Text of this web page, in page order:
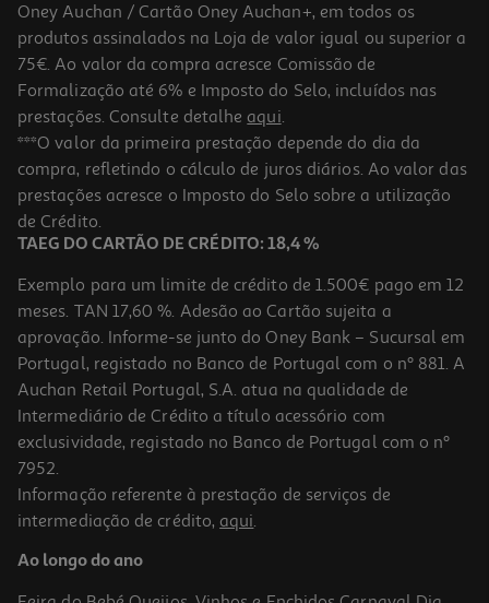
Oney Auchan / Cartão Oney Auchan+, em todos os
produtos assinalados na Loja de valor igual ou superior a
75€. Ao valor da compra acresce Comissão de
Formalização até 6% e Imposto do Selo, incluídos nas
prestações. Consulte detalhe aqui.
***O valor da primeira prestação depende do dia da
compra, refletindo o cálculo de juros diários. Ao valor das
prestações acresce o Imposto do Selo sobre a utilização
de Crédito.
TAEG DO CARTÃO DE CRÉDITO: 18,4 %
Exemplo para um limite de crédito de 1.500€ pago em 12
meses. TAN 17,60 %. Adesão ao Cartão sujeita a
aprovação. Informe-se junto do Oney Bank – Sucursal em
Portugal, registado no Banco de Portugal com o nº 881. A
Auchan Retail Portugal, S.A. atua na qualidade de
Intermediário de Crédito a título acessório com
exclusividade, registado no Banco de Portugal com o nº
7952.
Informação referente à prestação de serviços de
intermediação de crédito, aqui.
Ao longo do ano